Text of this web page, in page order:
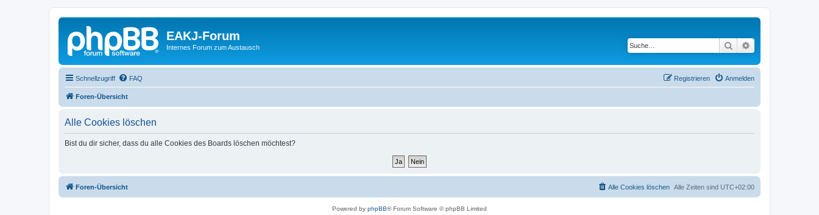
EAKJ-Forum
Internes Forum zum Austausch Suche
Schnellzugriff FAQ Anmelden
Registrieren
Foren-Übersicht
Alle Cookies löschen
Bist du dir sicher, dass du alle Cookies des Boards löschen möchtest?
Foren-Übersicht Alle Zeiten sind UTC+02:00
Alle Cookies löschen
Powered by phpBB® Forum Software © phpBB Limited